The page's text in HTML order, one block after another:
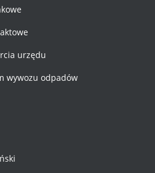
urzędu
wywozu odpadów